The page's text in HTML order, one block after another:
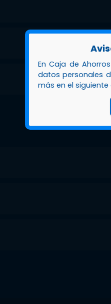
En Caja de
datos personales
más en el siguiente